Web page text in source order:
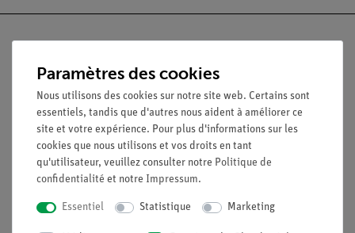
Légal
Contact
Conditions générales de vente
Paramètres des cookies
Nous utilisons des cookies sur notre site web. Certains sont
essentiels, tandis que d'autres nous aident à améliorer ce
site et votre expérience. Pour plus d'informations sur les
cookies que nous utilisons et vos droits en tant
qu'utilisateur, veuillez consulter notre Politique de
confidentialité et notre Impressum.
Essentiel Statistique Marketing